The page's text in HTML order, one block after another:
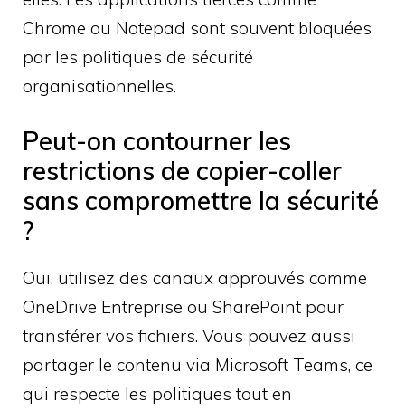
Chrome ou Notepad sont souvent bloquées
par les politiques de sécurité
organisationnelles.
Peut-on contourner les
restrictions de copier-coller
sans compromettre la sécurité
?
Oui, utilisez des canaux approuvés comme
OneDrive Entreprise ou SharePoint pour
transférer vos fichiers. Vous pouvez aussi
partager le contenu via Microsoft Teams, ce
qui respecte les politiques tout en